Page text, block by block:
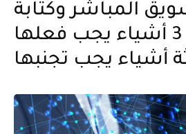
المباشر وكتابة
الإعلانات: 3 أشياء يجب فعلها
أشياء يجب تجنبها